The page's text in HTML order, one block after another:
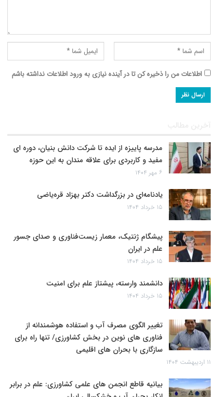
اطلاعات من را ذخیره کن تا در آینده نیازی به ورود اطلاعات نداشته باشم
آخرین مطالب
مدرسه پاییزه از ایده تا شرکت دانش بنیان، دوره ای
مفید و کاربردی برای علاقه مندان به این حوزه
۶ مهر ۱۴۰۴
یادنامه‌ای در بزرگداشت دکتر بهزاد قره‌یاضی
۱۵ خرداد ۱۴۰۴
پیشگام ژنتیک، معمار زیست‌فناوری و صدای جسور
علم در ایران
۱۵ خرداد ۱۴۰۴
دانشمند وارسته، پیشتاز علم برای امنیت
۱۵ خرداد ۱۴۰۴
تغییر الگوی مصرف آب و استفاده هوشمندانه از
فناوری های نوین در بخش کشاورزی/ تنها راه برای
سازگاری با بحران های اقلیمی
۱۱ اردیبهشت ۱۴۰۴
بیانیه قاطع انجمن های علمی کشاورزی: علم در برابر